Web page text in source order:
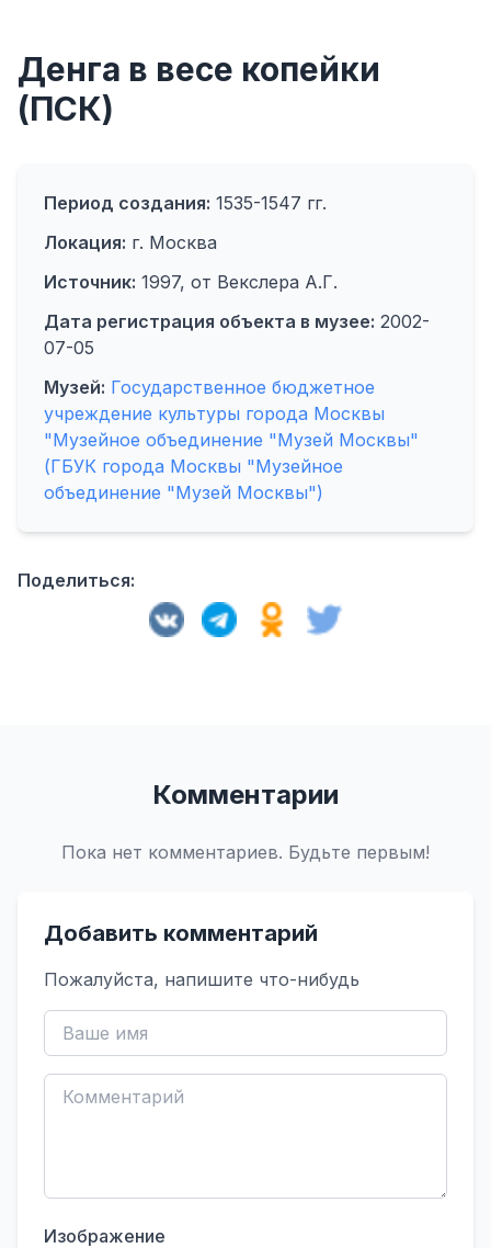
Денга в весе копейки
(ПСК)
Период создания: 1535-1547 гг.
Локация: г. Москва
Источник: 1997, от Векслера А.Г.
Дата регистрация объекта в музее: 2002-
07-05
Музей: Государственное бюджетное
учреждение культуры города Москвы
"Музейное объединение "Музей Москвы"
(ГБУК города Москвы "Музейное
объединение "Музей Москвы")
Поделиться:
Комментарии
Пока нет комментариев. Будьте первым!
Добавить комментарий
Пожалуйста, напишите что-нибудь
Изображение